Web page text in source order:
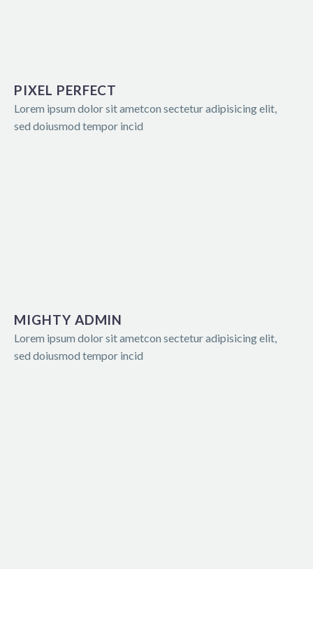
PIXEL PERFECT
Lorem ipsum dolor sit ametcon sectetur adipisicing elit,
sed doiusmod tempor incid
MIGHTY ADMIN
Lorem ipsum dolor sit ametcon sectetur adipisicing elit,
sed doiusmod tempor incid